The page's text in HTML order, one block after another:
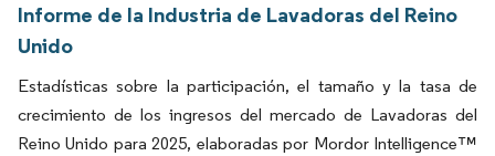
Informe de la Industria de Lavadoras del Reino
Unido
Estadísticas sobre la participación, el tamaño y la tasa de
crecimiento de los ingresos del mercado de Lavadoras del
Reino Unido para 2025, elaboradas por Mordor Intelligence™